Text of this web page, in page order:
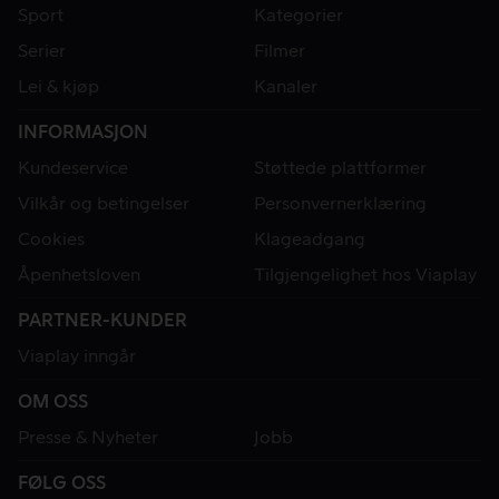
Sport
Kategorier
Serier
Filmer
Lei & kjøp
Kanaler
INFORMASJON
Kundeservice
Støttede plattformer
Vilkår og betingelser
Personvernerklæring
Cookies
Klageadgang
Åpenhetsloven
Tilgjengelighet hos Viaplay
PARTNER-KUNDER
Viaplay inngår
OM OSS
Presse & Nyheter
Jobb
FØLG OSS